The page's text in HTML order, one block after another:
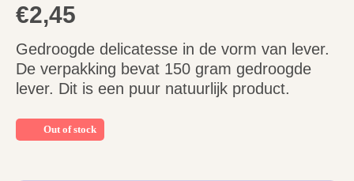
€2,45
Gedroogde delicatesse in de vorm van lever.
De verpakking bevat 150 gram gedroogde
lever. Dit is een puur natuurlijk product.
Out of stock